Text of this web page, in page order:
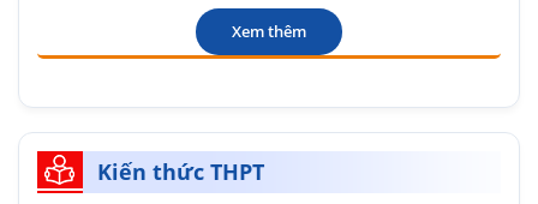
Xem thêm
Kiến thức THPT